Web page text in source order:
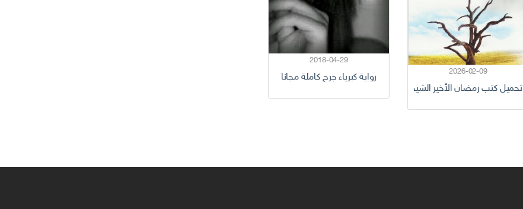
2026-02-09
تحميل كتب رمضان الأخير الشيخ راغب السرجاني pdf كامل
2018-04-29
رواية كبرياء جرح كاملة مجانا